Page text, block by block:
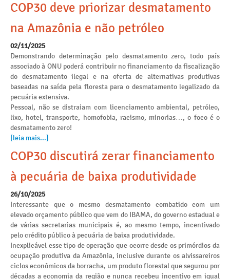
COP30 deve priorizar desmatamento
na Amazônia e não petróleo
02/11/2025
Demonstrando determinação pelo desmatamento zero, todo país
associado à ONU poderá contribuir no financiamento da fiscalização
do desmatamento ilegal e na oferta de alternativas produtivas
baseadas na saída pela floresta para o desmatamento legalizado da
pecuária extensiva.
Pessoal, não se distraiam com licenciamento ambiental, petróleo,
lixo, hotel, transporte, homofobia, racismo, minorias…, o foco é o
desmatamento zero!
[leia mais...]
COP30 discutirá zerar financiamento
à pecuária de baixa produtividade
26/10/2025
Interessante que o mesmo desmatamento combatido com um
elevado orçamento público que vem do IBAMA, do governo estadual e
de várias secretarias municipais é, ao mesmo tempo, incentivado
pelo crédito público à pecuária de baixa produtividade.
Inexplicável esse tipo de operação que ocorre desde os primórdios da
ocupação produtiva da Amazônia, inclusive durante os alvissareiros
ciclos econômicos da borracha, um produto florestal que segurou por
décadas a economia da região e nunca recebeu incentivo em igual